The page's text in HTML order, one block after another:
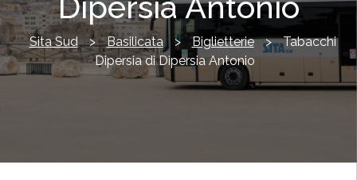
Sita Sud > Basilicata > Biglietterie > Tabacchi
Dipersia di Dipersia Antonio